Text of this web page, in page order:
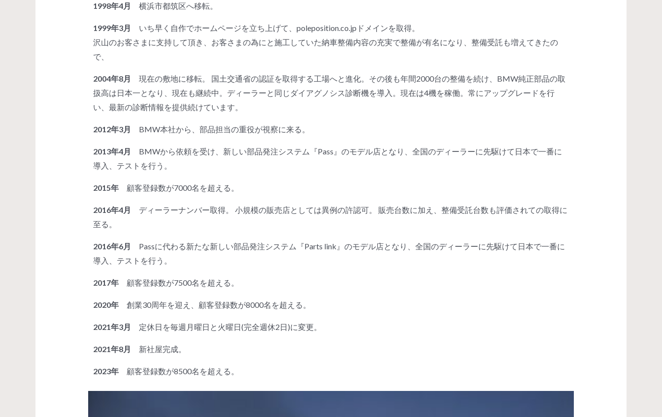
1998年4月 横浜市都筑区へ移転。
1999年3月
いち早く自作でホームページを立ち上げて、poleposition.co.jpドメインを取得。
沢山のお客さまに支持して頂き、お客さまの為にと施工していた納車整備内容の充実で整備が有名になり、整備受託も増えてきたの
で、
2004年8月
現在の敷地に移転。 国土交通省の認証を取得する工場へと進化。その後も年間2000台の整備を続け、BMW純正部品の取
扱高は日本一となり、現在も継続中。ディーラーと同じダイアグノシス診断機を導入。現在は4機を稼働。常にアップグレードを行
い、最新の診断情報を提供続けています。
2012年3月 BMW本社から、部品担当の重役が視察に来る。
2013年4月
BMWから依頼を受け、新しい部品発注システム『Pass』のモデル店となり、全国のディーラーに先駆けて日本で一番に
導入、テストを行う。
2015年顧客登録数が7000名を超える。
2016年4月
ディーラーナンバー取得。 小規模の販売店としては異例の許認可。 販売台数に加え、整備受託台数も評価されての取得に
至る。
2016年6月
Passに代わる新たな新しい部品発注システム『Parts link』のモデル店となり、全国のディーラーに先駆けて日本で一番に
導入、テストを行う。
2017年顧客登録数が7500名を超える。
2020年創業30周年を迎え、顧客登録数が8000名を超える。
2021年3月 定休日を毎週月曜日と火曜日(完全週休2日)に変更。
2021年8月 新社屋完成。
2023年顧客登録数が8500名を超える。